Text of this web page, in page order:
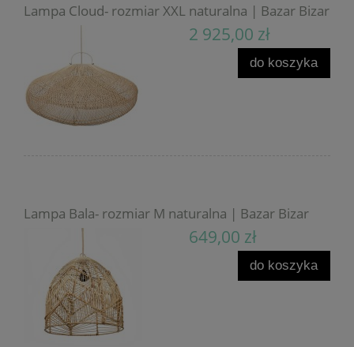
Lampa Cloud- rozmiar XXL naturalna | Bazar Bizar
2 925,00 zł
do koszyka
Lampa Bala- rozmiar M naturalna | Bazar Bizar
649,00 zł
do koszyka